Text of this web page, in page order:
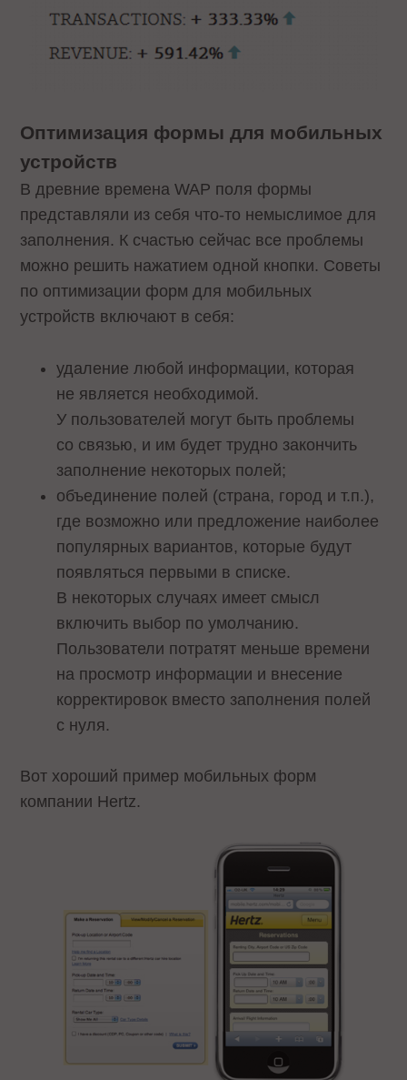
Оптимизация формы для мобильных
устройств
В древние времена WAP поля формы
представляли из себя что-то немыслимое для
заполнения. К счастью сейчас все проблемы
можно решить нажатием одной кнопки. Советы
по оптимизации форм для мобильных
устройств включают в себя:
удаление любой информации, которая
не является необходимой.
У пользователей могут быть проблемы
со связью, и им будет трудно закончить
заполнение некоторых полей;
объединение полей (страна, город и т.п.),
где возможно или предложение наиболее
популярных вариантов, которые будут
появляться первыми в списке.
В некоторых случаях имеет смысл
включить выбор по умолчанию.
Пользователи потратят меньше времени
на просмотр информации и внесение
корректировок вместо заполнения полей
с нуля.
Вот хороший пример мобильных форм
компании Hertz.